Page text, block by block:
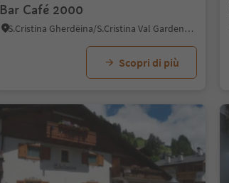
Bar Café 2000
S.Cristina Gherdëina/S.Cristina Val Gardena, Santa Cristina Val Gardena, Regione dolomitica Val Gardena
Scopri di più